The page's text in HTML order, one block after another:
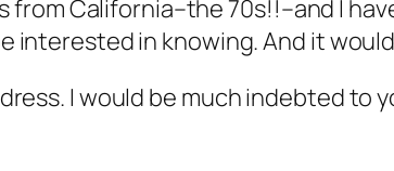
from California–the 70s!!–and I
interested in knowing. And it
I would be much indebted to